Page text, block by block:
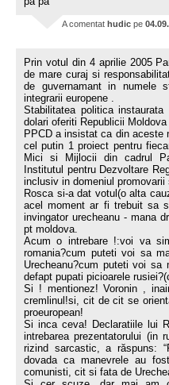
A comentat hudic pe
Prin votul din 4 aprilie 2005
de mare curaj si
de guvernamant in numele
integrarii europene .
Stabilitatea politica
dolari oferiti Republicii
PPCD a insistat ca din aceste
cel putin 1 proiect pentru
Mici si Mijlocii din cadrul
Institutul pentru Dezvoltare
inclusiv in domeniul
Rosca si-a dat votul(o alta
acel moment ar fi trebuit sa
invingator urecheanu - mana
pt moldova.
Acum o intrebare !:voi va
romania?cum puteti voi sa
Urecheanu?cum puteti voi sa
defapt pupati picioarele
Si ! mentionez! Voronin ,
cremlinul!si, cit de cit se
proeuropean!
Si inca ceva! Declaratiile lui
intrebarea prezentatorului (in
rizind sarcastic, a răspuns:
dovada ca manevrele au
comunisti, cit si fata de